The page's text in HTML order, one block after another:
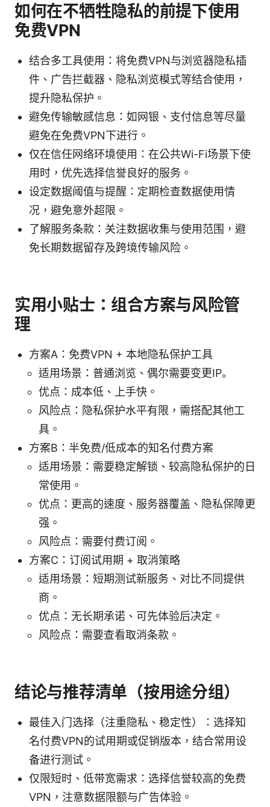
如何在不牺牲隐私的前提下使用
免费VPN
结合多工具使用：将免费VPN与浏览器隐私插
件、广告拦截器、隐私浏览模式等结合使用，
提升隐私保护。
避免传输敏感信息：如网银、支付信息等尽量
避免在免费VPN下进行。
仅在信任网络环境使用：在公共Wi-Fi场景下使
用时，优先选择信誉良好的服务。
设定数据阈值与提醒：定期检查数据使用情
况，避免意外超限。
了解服务条款：关注数据收集与使用范围，避
免长期数据留存及跨境传输风险。
实用小贴士：组合方案与风险管
理
方案A：免费VPN + 本地隐私保护工具
适用场景：普通浏览、偶尔需要变更IP。
优点：成本低、上手快。
风险点：隐私保护水平有限，需搭配其他工
具。
方案B：半免费/低成本的知名付费方案
适用场景：需要稳定解锁、较高隐私保护的日
常使用。
优点：更高的速度、服务器覆盖、隐私保障更
强。
风险点：需要付费订阅。
方案C：订阅试用期 + 取消策略
适用场景：短期测试新服务、对比不同提供
商。
优点：无长期承诺、可先体验后决定。
风险点：需要查看取消条款。
结论与推荐清单（按用途分组）
最佳入门选择（注重隐私、稳定性）：选择知
名付费VPN的试用期或促销版本，结合常用设
备进行测试。
仅限短时、低带宽需求：选择信誉较高的免费
VPN，注意数据限额与广告体验。